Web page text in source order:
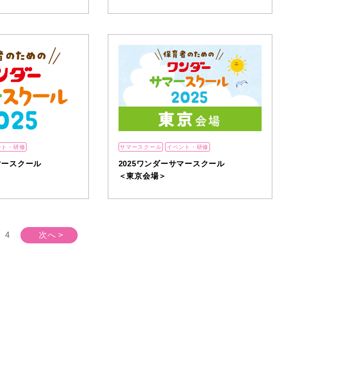
ト・研修
スクール
サマースクール イベント・研修
2025ワンダーサマースクール
＜東京会場＞
4 次へ >